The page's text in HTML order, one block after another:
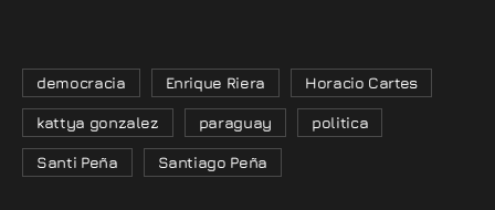
democracia Enrique Riera Horacio Cartes
kattya gonzalez paraguay politica
Santi Peña Santiago Peña